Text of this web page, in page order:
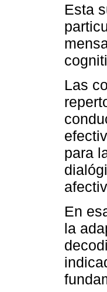
Esta
Las
para
En
la